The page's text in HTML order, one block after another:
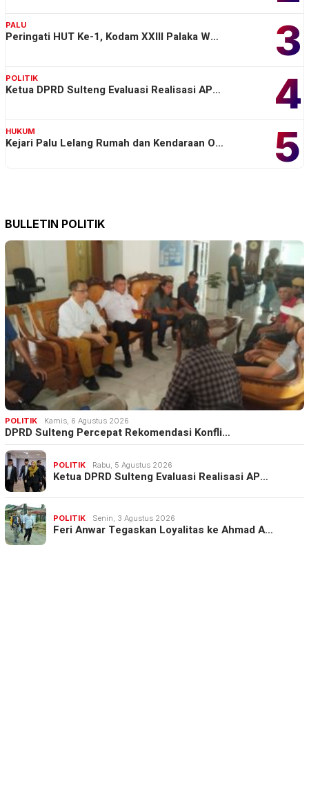
3
PALU
Peringati HUT Ke-1, Kodam XXIII Palaka W…
4
POLITIK
Ketua DPRD Sulteng Evaluasi Realisasi AP…
5
HUKUM
Kejari Palu Lelang Rumah dan Kendaraan O…
BULLETIN POLITIK
POLITIK Kamis, 6 Agustus 2026
DPRD Sulteng Percepat Rekomendasi Konfli…
POLITIK Rabu, 5 Agustus 2026
Ketua DPRD Sulteng Evaluasi Realisasi AP…
POLITIK Senin, 3 Agustus 2026
Feri Anwar Tegaskan Loyalitas ke Ahmad A…